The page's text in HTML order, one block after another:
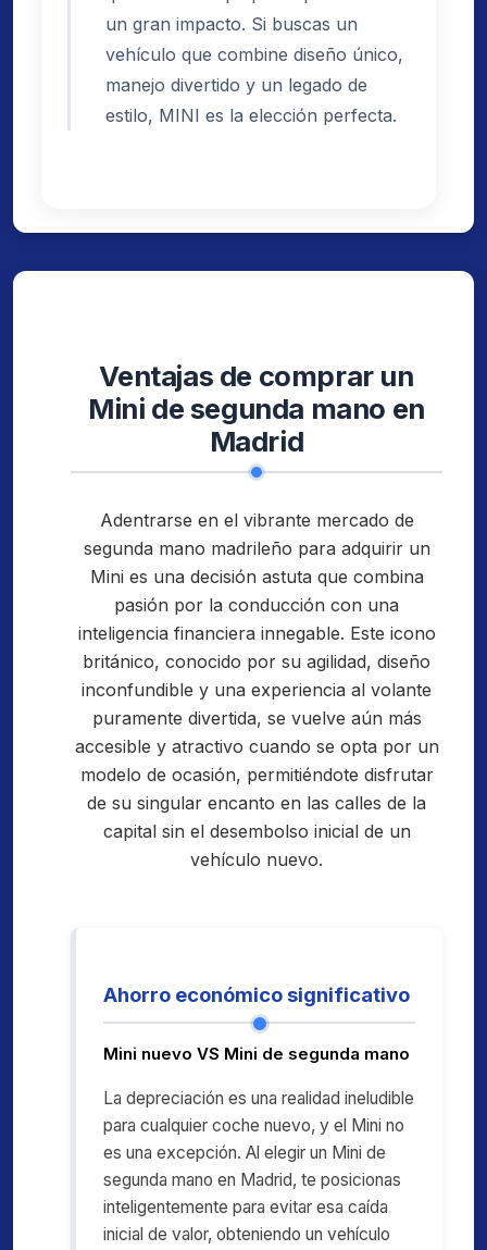
un gran impacto. Si buscas un
vehículo que combine diseño único,
manejo divertido y un legado de
estilo, MINI es la elección perfecta.
Ventajas de comprar un
Mini de segunda mano en
Madrid
Adentrarse en el vibrante mercado de
segunda mano madrileño para adquirir un
Mini es una decisión astuta que combina
pasión por la conducción con una
inteligencia financiera innegable. Este icono
británico, conocido por su agilidad, diseño
inconfundible y una experiencia al volante
puramente divertida, se vuelve aún más
accesible y atractivo cuando se opta por un
modelo de ocasión, permitiéndote disfrutar
de su singular encanto en las calles de la
capital sin el desembolso inicial de un
vehículo nuevo.
Ahorro económico significativo
Mini nuevo VS Mini de segunda mano
La depreciación es una realidad ineludible
para cualquier coche nuevo, y el Mini no
es una excepción. Al elegir un Mini de
segunda mano en Madrid, te posicionas
inteligentemente para evitar esa caída
inicial de valor, obteniendo un vehículo